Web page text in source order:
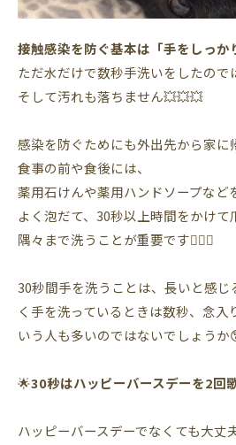
接触感染を防ぐ基本は「手をしっか
ただ水だけで数秒手洗いをしたの
そして汚れも落ちません💥💥💥
感染を防ぐためにも外出先から家に
食事の前や食後には、
薬用石けんや薬用ハンドソープなど
よく泡だて、30秒以上時間をかけて
隅々まで洗うことが重要です💁‍♀️✨
30秒間手を洗うことは、長いと感じ
く手を洗っているときは数秒、念入
いう人も多いのではないでしょうか
🌟30秒はハッピーバースデーを2回
ハッピーバースデーでなくても大丈